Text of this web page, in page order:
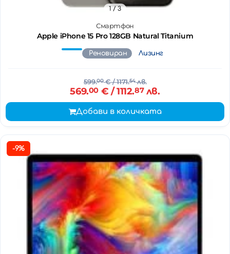
Смартфон
Apple iPhone 15 Pro 128GB Natural Titanium
1/ 3
Реновиран Лизинг
599.00€/ 1171.54лв.
569.00€ / 1112.87лв.
Добави в количката
-9%